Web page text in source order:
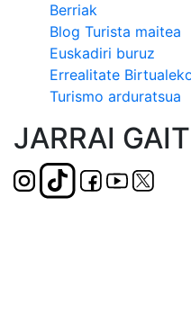
Berriak
Blog Turista maitea
Euskadiri buruz
Errealitate
Turismo arduratsua
JARRAI